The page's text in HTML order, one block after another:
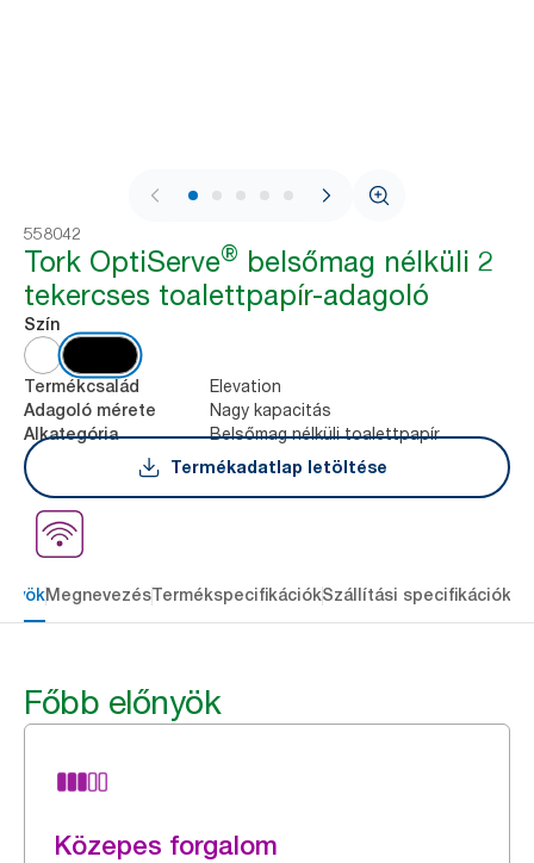
1 / 6
558042
Tork OptiServe® belsőmag nélküli 2
tekercses toalettpapír-adagoló
Szín
Termékcsalád Elevation
Adagoló mérete Nagy kapacitás
Alkategória
Belsőmag nélküli toalettpapír
Termékadatlap letöltése
MegnevezésTermékspecifikációkSzállítási specifikációk
Főbb előnyök
Közepes forgalom